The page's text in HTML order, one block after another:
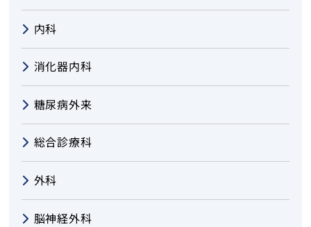
織田病院について
コラム
医療関係者の方へ
採用情報
アクセス
お問い合わせ
内科
消化器内科
糖尿病外来
総合診療科
外科
脳神経外科